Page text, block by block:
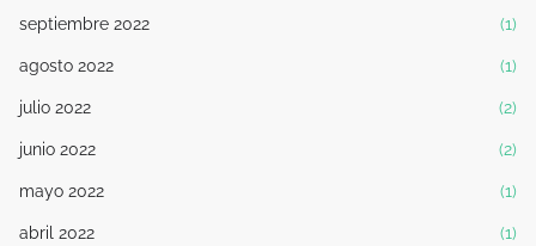
septiembre 2022 (1)
agosto 2022 (1)
julio 2022 (2)
junio 2022 (2)
mayo 2022 (1)
abril 2022 (1)